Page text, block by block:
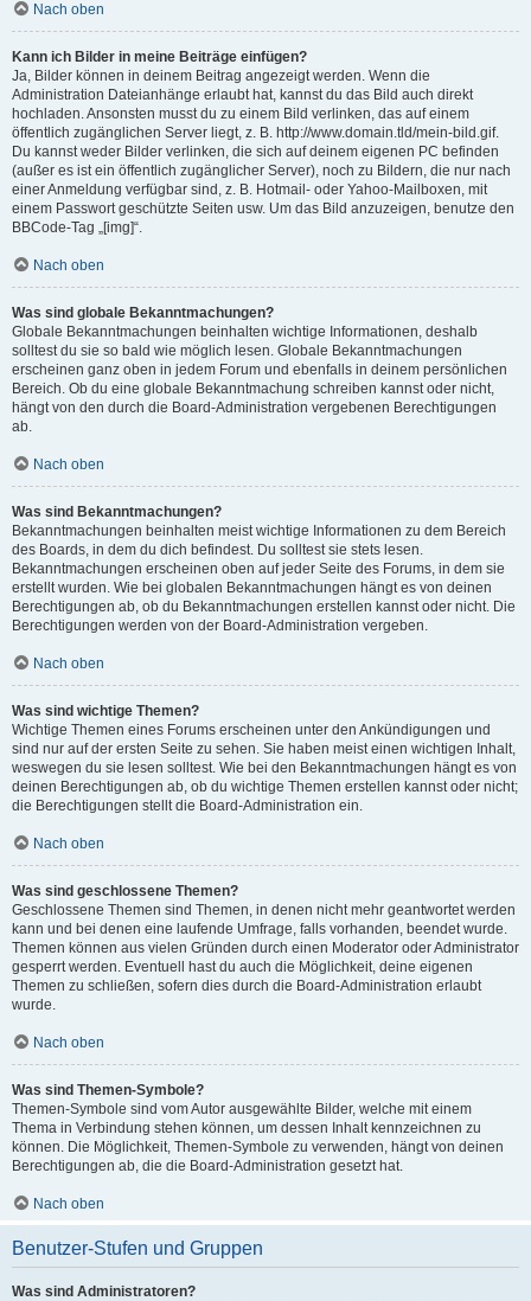
Nach oben
Kann ich Bilder in meine Beiträge einfügen?
Ja, Bilder können in deinem Beitrag angezeigt werden. Wenn die
Administration Dateianhänge erlaubt hat, kannst du das Bild auch direkt
hochladen. Ansonsten musst du zu einem Bild verlinken, das auf einem
öffentlich zugänglichen Server liegt, z. B. http://www.domain.tld/mein-bild.gif.
Du kannst weder Bilder verlinken, die sich auf deinem eigenen PC befinden
(außer es ist ein öffentlich zugänglicher Server), noch zu Bildern, die nur nach
einer Anmeldung verfügbar sind, z. B. Hotmail- oder Yahoo-Mailboxen, mit
einem Passwort geschützte Seiten usw. Um das Bild anzuzeigen, benutze den
BBCode-Tag „[img]“.
Nach oben
Was sind globale Bekanntmachungen?
Globale Bekanntmachungen beinhalten wichtige Informationen, deshalb
solltest du sie so bald wie möglich lesen. Globale Bekanntmachungen
erscheinen ganz oben in jedem Forum und ebenfalls in deinem persönlichen
Bereich. Ob du eine globale Bekanntmachung schreiben kannst oder nicht,
hängt von den durch die Board-Administration vergebenen Berechtigungen
ab.
Nach oben
Was sind Bekanntmachungen?
Bekanntmachungen beinhalten meist wichtige Informationen zu dem Bereich
des Boards, in dem du dich befindest. Du solltest sie stets lesen.
Bekanntmachungen erscheinen oben auf jeder Seite des Forums, in dem sie
erstellt wurden. Wie bei globalen Bekanntmachungen hängt es von deinen
Berechtigungen ab, ob du Bekanntmachungen erstellen kannst oder nicht. Die
Berechtigungen werden von der Board-Administration vergeben.
Nach oben
Was sind wichtige Themen?
Wichtige Themen eines Forums erscheinen unter den Ankündigungen und
sind nur auf der ersten Seite zu sehen. Sie haben meist einen wichtigen Inhalt,
weswegen du sie lesen solltest. Wie bei den Bekanntmachungen hängt es von
deinen Berechtigungen ab, ob du wichtige Themen erstellen kannst oder nicht;
die Berechtigungen stellt die Board-Administration ein.
Nach oben
Was sind geschlossene Themen?
Geschlossene Themen sind Themen, in denen nicht mehr geantwortet werden
kann und bei denen eine laufende Umfrage, falls vorhanden, beendet wurde.
Themen können aus vielen Gründen durch einen Moderator oder Administrator
gesperrt werden. Eventuell hast du auch die Möglichkeit, deine eigenen
Themen zu schließen, sofern dies durch die Board-Administration erlaubt
wurde.
Nach oben
Was sind Themen-Symbole?
Themen-Symbole sind vom Autor ausgewählte Bilder, welche mit einem
Thema in Verbindung stehen können, um dessen Inhalt kennzeichnen zu
können. Die Möglichkeit, Themen-Symbole zu verwenden, hängt von deinen
Berechtigungen ab, die die Board-Administration gesetzt hat.
Nach oben
Benutzer-Stufen und Gruppen
Was sind Administratoren?